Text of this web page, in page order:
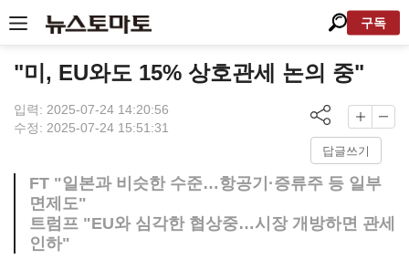
구독
"미, EU와도 15% 상호관세 논의 중"
입력: 2025-07-24 14:20:56
수정: 2025-07-24 15:51:31
답글쓰기
FT "일본과 비슷한 수준…항공기·증류주 등 일부
면제도"
트럼프 "EU와 심각한 협상중…시장 개방하면 관세
인하"